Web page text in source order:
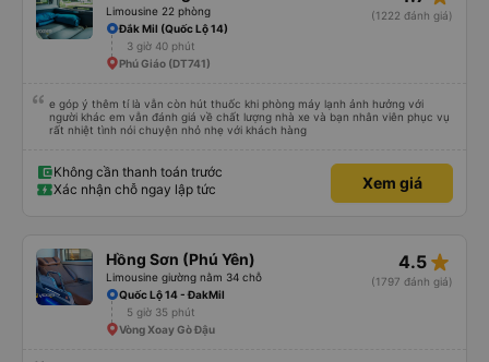
Limousine 22 phòng
(1222 đánh giá)
Đắk Mil (Quốc Lộ 14)
3 giờ 40 phút
Phú Giáo (DT741)
e góp ý thêm tí là vẫn còn hút thuốc khi phòng máy lạnh ảnh hưởng với
người khác em vẫn đánh giá về chất lượng nhà xe và bạn nhân viên phục vụ
rất nhiệt tình nói chuyện nhỏ nhẹ với khách hàng
Không cần thanh toán trước
Xác nhận chỗ ngay lập tức
Xem giá
Hồng Sơn (Phú Yên)
Limousine giường nằm 34 chỗ
4.5 star_rate
(1797 đánh giá)
Quốc Lộ 14 - ĐakMil
5 giờ 35 phút
Vòng Xoay Gò Đậu